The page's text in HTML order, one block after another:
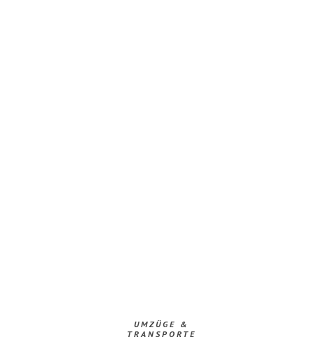
UMZÜGE &
TRANSPORTE